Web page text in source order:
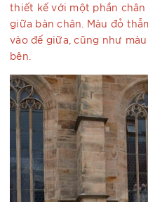
thiết kế với một phần
giữa bàn chân. Màu đỏ
vào đế giữa, cũng như
bên.